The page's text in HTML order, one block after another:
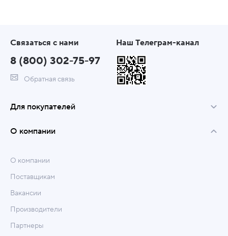
Связаться с нами
8 (800) 302-75-97
Обратная связь
Наш Телеграм-канал
Для покупателей
О компании
О компании
Поставщикам
Вакансии
Производители
Партнеры